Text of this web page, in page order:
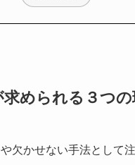
められる３つの
欠かせない手法として